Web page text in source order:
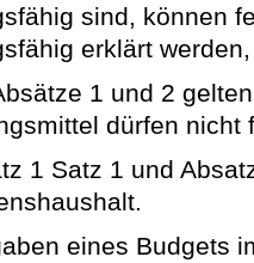
sind, können
erklärt
1 und 2
dürfen
1 Satz 1 und
eines Budgets